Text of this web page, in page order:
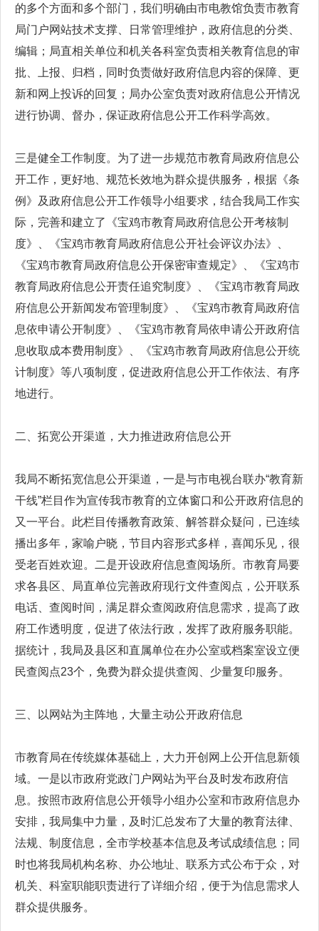
的多个方面和多个部门，我们明确由市电教馆负责市教育
局门户网站技术支撑、日常管理维护，政府信息的分类、
编辑；局直相关单位和机关各科室负责相关教育信息的审
批、上报、归档，同时负责做好政府信息内容的保障、更
新和网上投诉的回复；局办公室负责对政府信息公开情况
进行协调、督办，保证政府信息公开工作科学高效。
三是健全工作制度。为了进一步规范市教育局政府信息公
开工作，更好地、规范长效地为群众提供服务，根据《条
例》及政府信息公开工作领导小组要求，结合我局工作实
际，完善和建立了《宝鸡市教育局政府信息公开考核制
度》、《宝鸡市教育局政府信息公开社会评议办法》、
《宝鸡市教育局政府信息公开保密审查规定》、《宝鸡市
教育局政府信息公开责任追究制度》、《宝鸡市教育局政
府信息公开新闻发布管理制度》、《宝鸡市教育局政府信
息依申请公开制度》、《宝鸡市教育局依申请公开政府信
息收取成本费用制度》、《宝鸡市教育局政府信息公开统
计制度》等八项制度，促进政府信息公开工作依法、有序
地进行。
二、拓宽公开渠道，大力推进政府信息公开
我局不断拓宽信息公开渠道，一是与市电视台联办“教育新
干线”栏目作为宣传我市教育的立体窗口和公开政府信息的
又一平台。此栏目传播教育政策、解答群众疑问，已连续
播出多年，家喻户晓，节目内容形式多样，喜闻乐见，很
受老百姓欢迎。二是开设政府信息查阅场所。市教育局要
求各县区、局直单位完善政府现行文件查阅点，公开联系
电话、查阅时间，满足群众查阅政府信息需求，提高了政
府工作透明度，促进了依法行政，发挥了政府服务职能。
据统计，我局及县区和直属单位在办公室或档案室设立便
民查阅点23个，免费为群众提供查阅、少量复印服务。
三、以网站为主阵地，大量主动公开政府信息
市教育局在传统媒体基础上，大力开创网上公开信息新领
域。一是以市政府党政门户网站为平台及时发布政府信
息。按照市政府信息公开领导小组办公室和市政府信息办
安排，我局集中力量，及时汇总发布了大量的教育法律、
法规、制度信息，全市学校基本信息及考试成绩信息；同
时也将我局机构名称、办公地址、联系方式公布于众，对
机关、科室职能职责进行了详细介绍，便于为信息需求人
群众提供服务。